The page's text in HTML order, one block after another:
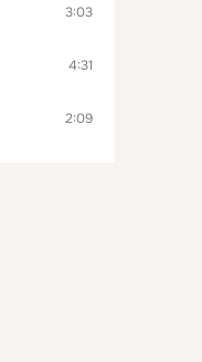
3:03
4:31
2:09